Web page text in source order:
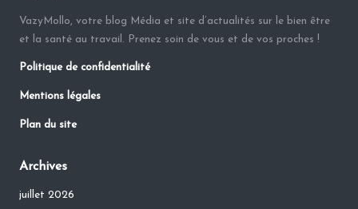
VazyMollo, votre blog Média et site d’actualités sur le bien être
et la santé au travail. Prenez soin de vous et de vos proches !
Politique de confidentialité
Mentions légales
Plan du site
Archives
juillet 2026